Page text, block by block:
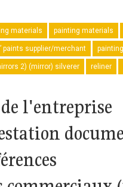
materials painting materials
paints supplier/merchant
2) (mirror) silverer reliner
l'entreprise